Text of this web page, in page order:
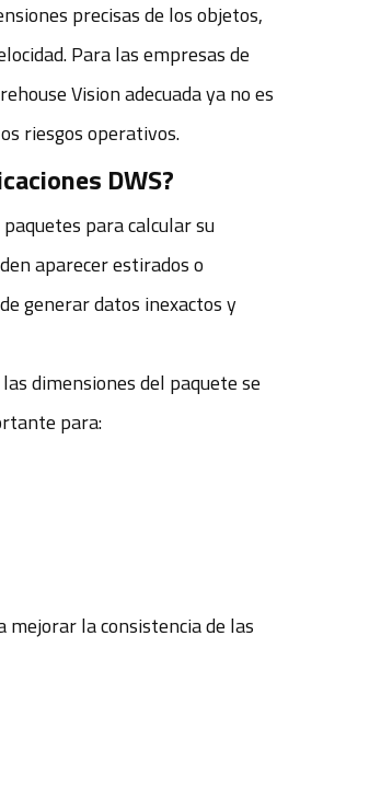
precisas de los objetos,
Para las empresas de
Vision adecuada ya no es
riesgos operativos.
DWS?
para calcular su
aparecer estirados o
generar datos inexactos y
dimensiones del paquete se
para:
la consistencia de las